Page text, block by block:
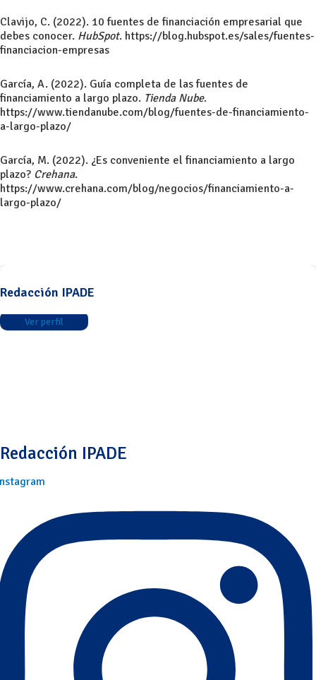
Clavijo, C. (2022). 10 fuentes de financiación empresarial que
debes conocer. HubSpot. https://blog.hubspot.es/sales/fuentes-
financiacion-empresas
García, A. (2022). Guía completa de las fuentes de
financiamiento a largo plazo. Tienda Nube.
https://www.tiendanube.com/blog/fuentes-de-financiamiento-
a-largo-plazo/
García, M. (2022). ¿Es conveniente el financiamiento a largo
plazo? Crehana.
https://www.crehana.com/blog/negocios/financiamiento-a-
largo-plazo/
Redacción IPADE
Ver perfil
Redacción IPADE